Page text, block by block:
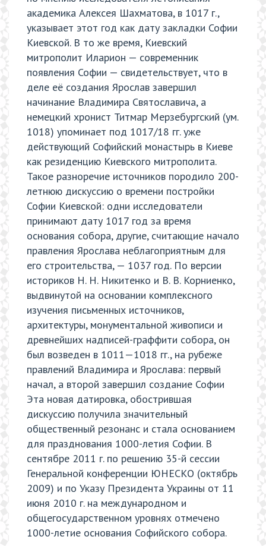
академика Алексея Шахматова, в 1017 г.,
указывает этот год как дату закладки Софии
Киевской. В то же время, Киевский
митрополит Иларион — современник
появления Софии — свидетельствует, что в
деле её создания Ярослав завершил
начинание Владимира Святославича, а
немецкий хронист Титмар Мерзебургский (ум.
1018) упоминает под 1017/18 гг. уже
действующий Софийский монастырь в Киеве
как резиденцию Киевского митрополита.
Такое разноречие источников породило 200-
летнюю дискуссию о времени постройки
Софии Киевской: одни исследователи
принимают дату 1017 год за время
основания собора, другие, считающие начало
правления Ярослава неблагоприятным для
его строительства, — 1037 год. По версии
историков Н. Н. Никитенко и В. В. Корниенко,
выдвинутой на основании комплексного
изучения письменных источников,
архитектуры, монументальной живописи и
древнейших надписей-граффити собора, он
был возведен в 1011—1018 гг., на рубеже
правлений Владимира и Ярослава: первый
начал, а второй завершил создание Софии
Эта новая датировка, обострившая
дискуссию получила значительный
общественный резонанс и стала основанием
для празднования 1000-летия Софии. В
сентябре 2011 г. по решению 35-й сессии
Генеральной конференции ЮНЕСКО (октябрь
2009) и по Указу Президента Украины от 11
июня 2010 г. на международном и
общегосударственном уровнях отмечено
1000-летие основания Софийского собора.